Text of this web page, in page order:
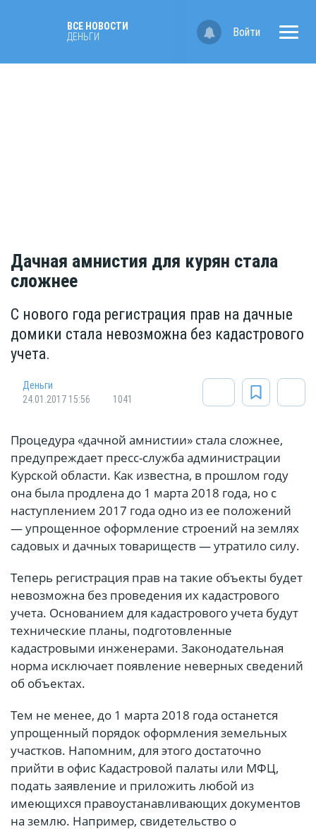
ВСЕ НОВОСТИ
ДЕНЬГИ
Войти
Дачная амнистия для курян стала
сложнее
С нового года регистрация прав на дачные
домики стала невозможна без кадастрового
учета.
Деньги
24.01.2017 15:56
1041
Процедура «дачной амнистии» стала сложнее,
предупреждает пресс-служба администрации
Курской области. Как известна, в прошлом году
она была продлена до 1 марта 2018 года, но с
наступлением 2017 года одно из ее положений
— упрощенное оформление строений на землях
садовых и дачных товариществ — утратило силу.
Теперь регистрация прав на такие объекты будет
невозможна без проведения их кадастрового
учета. Основанием для кадастрового учета будут
технические планы, подготовленные
кадастровыми инженерами. Законодательная
норма исключает появление неверных сведений
об объектах.
Тем не менее, до 1 марта 2018 года останется
упрощенный порядок оформления земельных
участков. Напомним, для этого достаточно
прийти в офис Кадастровой палаты или МФЦ,
подать заявление и приложить любой из
имеющихся правоустанавливающих документов
на землю. Например, свидетельство о